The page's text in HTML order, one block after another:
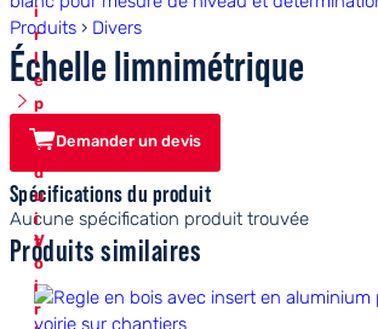
Produits › Divers
Échelle limnimétrique
Demander un devis
Spécifications du produit
Aucune spécification produit trouvée
Produits similaires
i
r
l
e
p
r
o
d
u
i
t
V
o
i
r